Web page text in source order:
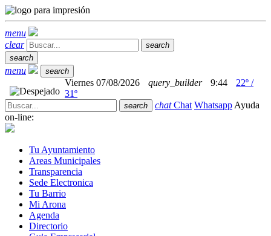
menu
clear
search
search
menu search
Viernes 07/08/2026 query_builder 9:44
22º /
31º
search chatChat Whatsapp Ayuda
on-line:
Tu Ayuntamiento
Areas Municipales
Transparencia
Sede Electronica
Tu Barrio
Mi Arona
Agenda
Directorio